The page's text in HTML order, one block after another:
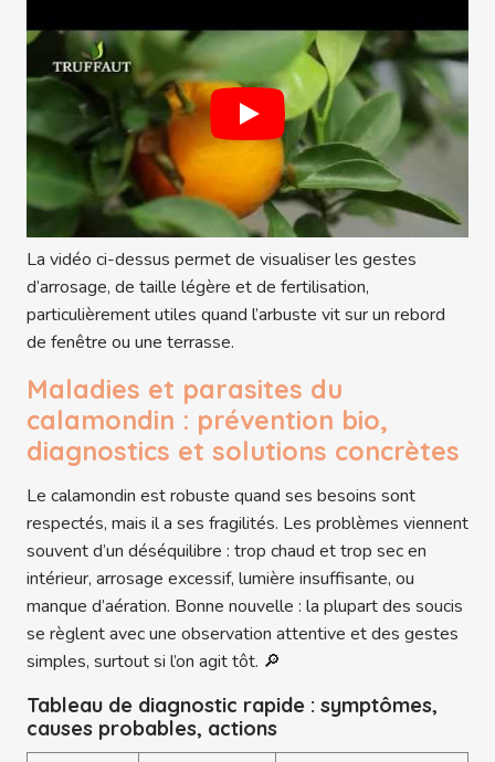
La vidéo ci-dessus permet de visualiser les gestes
d’arrosage, de taille légère et de fertilisation,
particulièrement utiles quand l’arbuste vit sur un rebord
de fenêtre ou une terrasse.
Maladies et parasites du
calamondin : prévention bio,
diagnostics et solutions concrètes
Le calamondin est robuste quand ses besoins sont
respectés, mais il a ses fragilités. Les problèmes viennent
souvent d’un déséquilibre : trop chaud et trop sec en
intérieur, arrosage excessif, lumière insuffisante, ou
manque d’aération. Bonne nouvelle : la plupart des soucis
se règlent avec une observation attentive et des gestes
simples, surtout si l’on agit tôt. 🔎
Tableau de diagnostic rapide : symptômes,
causes probables, actions